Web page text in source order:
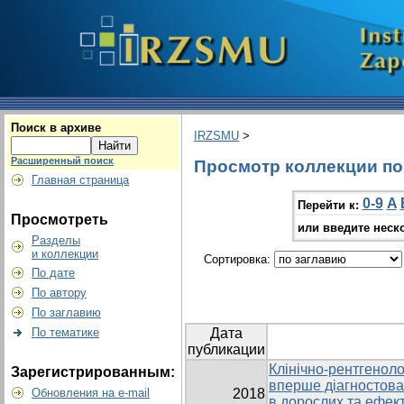
Поиск в архиве
Расширенный поиск
Главная страница
Просмотреть
Разделы
и коллекции
По дате
По автору
По заглавию
По тематике
Зарегистрированным:
Обновления на e-mail
IRZSMU >
Просмотр коллекции
Перейти к: 0-9 A
или введите
Сортировка:
Дата
публикации
2018
Клінічно-
вперше